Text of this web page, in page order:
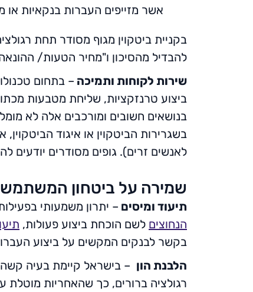
אשר מזייפים העברות בנקאיות או
בקניית ביטקוין מגוף מסודר תחת
להבדיל מהסיכון ו"מחיר הטעות/
שירות לקוחות ותמיכה – בתחום
ביצוע טרנזקציות, שליחת מטבעות
בנושאים חשובים ומורכבים אלה לא
בשגרירות הביטקוין או איגוד
לאנשים זרים). גופים מסודרים יודעים
שמירה על ביטחון
תיעוד ומיסים – יתרון משמעותי
הנחוצים לשם הוכחת ביצוע פעולות,
בקשר לבנקים המקשים על ביצוע
הלבנת הון – בישראל קיימת בעיה קשה
רגולציה ברורים, כך שהאחריות